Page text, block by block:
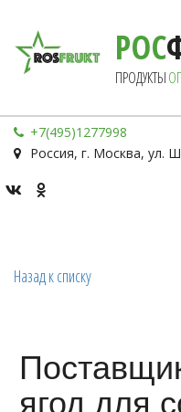
РОС
ПРОДУКТЫ
+7(495)1277998
Россия, г. Москва, ул.
Назад к списку
ягод для